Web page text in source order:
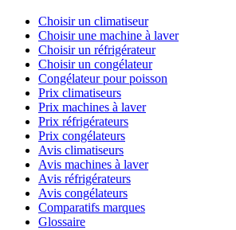
Choisir un climatiseur
Choisir une machine à laver
Choisir un réfrigérateur
Choisir un congélateur
Congélateur pour poisson
Prix climatiseurs
Prix machines à laver
Prix réfrigérateurs
Prix congélateurs
Avis climatiseurs
Avis machines à laver
Avis réfrigérateurs
Avis congélateurs
Comparatifs marques
Glossaire